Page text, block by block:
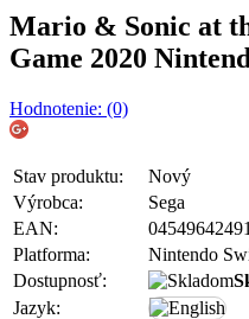
Mario & Sonic at
Game 2020
Hodnotenie: (0)
Stav produktu:
Nový
Výrobca:
Sega
EAN:
Platforma:
Nintendo
Dostupnosť:
Jazyk: